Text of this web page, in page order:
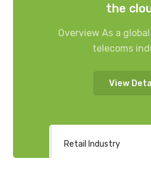
Retail Industry
the
Overview As a
telecoms
View